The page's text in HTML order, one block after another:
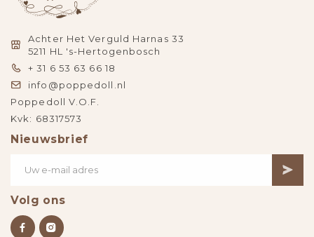
Achter Het Verguld Harnas 33
5211 HL 's-Hertogenbosch
+ 31 6 53 63 66 18
info@poppedoll.nl
Poppedoll V.O.F.
Kvk: 68317573
Nieuwsbrief
Volg ons